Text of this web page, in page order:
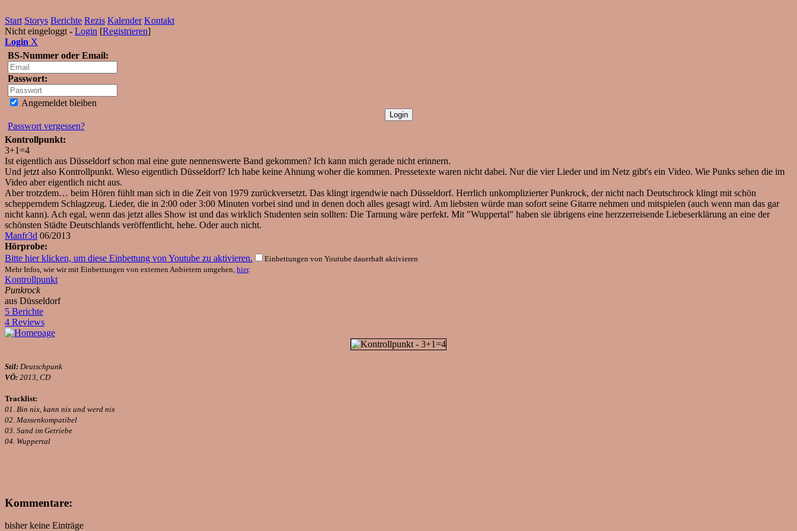
Start Storys Berichte Rezis Kalender Kontakt
Nicht eingeloggt - Login [Registrieren]
Login X
BS-Nummer oder Email:
Passwort:
Angemeldet bleiben
Passwort vergessen?
Kontrollpunkt:
3+1=4
Ist eigentlich aus Düsseldorf schon mal eine gute nennenswerte Band gekommen? Ich kann mich gerade nicht erinnern.
Und jetzt also Kontrollpunkt. Wieso eigentlich Düsseldorf? Ich habe keine Ahnung woher die kommen. Pressetexte waren nicht dabei. Nur die vier Lieder und im Netz gibt's ein Video. Wie Punks sehen die im
Video aber eigentlich nicht aus.
Aber trotzdem… beim Hören fühlt man sich in die Zeit von 1979 zurückversetzt. Das klingt irgendwie nach Düsseldorf. Herrlich unkomplizierter Punkrock, der nicht nach Deutschrock klingt mit schön
schepperndem Schlagzeug. Lieder, die in 2:00 oder 3:00 Minuten vorbei sind und in denen doch alles gesagt wird. Am liebsten würde man sofort seine Gitarre nehmen und mitspielen (auch wenn man das gar
nicht kann). Ach egal, wenn das jetzt alles Show ist und das wirklich Studenten sein sollten: Die Tarnung wäre perfekt. Mit "Wuppertal" haben sie übrigens eine herzzerreisende Liebeserklärung an eine der
schönsten Städte Deutschlands veröffentlicht, hehe. Oder auch nicht.
Manfr3d 06/2013
Hörprobe:
Bitte hier klicken, um diese Einbettung von Youtube zu aktivieren.
Einbettungen von Youtube dauerhaft aktivieren
Mehr Infos, wie wir mit Einbettungen von externen Anbietern umgehen, hier.
Kontrollpunkt
Punkrock
aus Düsseldorf
5 Berichte
4 Reviews
Stil: Deutschpunk
VÖ: 2013, CD
Tracklist:
01. Bin nix, kann nix und werd nix
02. Massenkompatibel
03. Sand im Getriebe
04. Wuppertal
Kommentare:
bisher keine Einträge